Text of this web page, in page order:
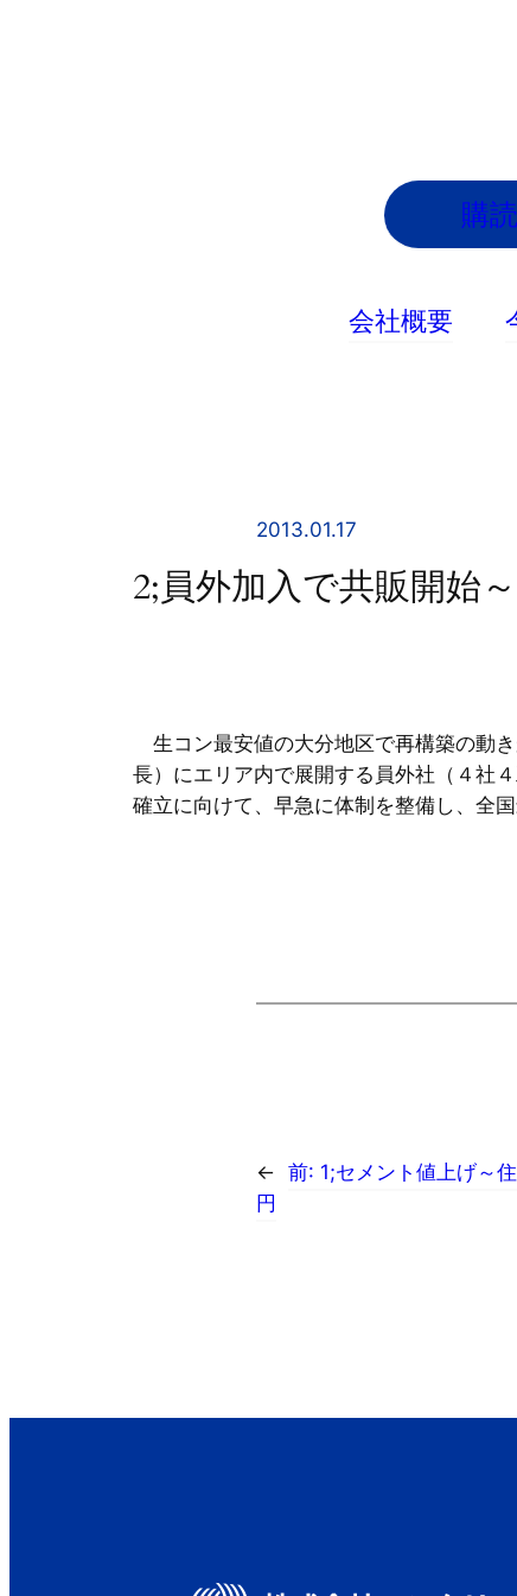
購
会社概要
2013.01.17
2;員外加入で共販開始
生コン最安値の大分地区で再構築の動
長）にエリア内で展開する員外社（４社
確立に向けて、早急に体制を整備し、全
← 前: 1;セメント値上げ～
円